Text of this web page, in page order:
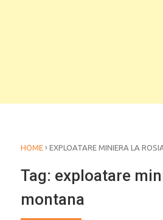
HOME › EXPLOATARE MINIERA LA
Tag: exploatare
montana